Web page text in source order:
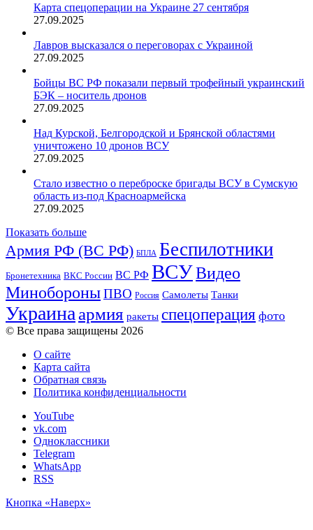
Карта спецоперации на Украине 27 сентября
27.09.2025
Лавров высказался о переговорах с Украиной
27.09.2025
Бойцы ВС РФ показали первый трофейный украинский
БЭК – носитель дронов
27.09.2025
Над Курской, Белгородской и Брянской областями
уничтожено 10 дронов ВСУ
27.09.2025
Стало известно о переброске бригады ВСУ в Сумскую
область из-под Красноармейска
27.09.2025
Показать больше
Армия РФ (ВС РФ) БПЛА Беспилотники
Бронетехника ВКС России ВС РФ ВСУВидео
МинобороныПВО Россия Самолеты Танки
Украинаармия ракеты спецоперация фото
© Все права защищены 2026
О сайте
Карта сайта
Обратная связь
Политика конфиденциальности
YouTube
vk.com
Одноклассники
Telegram
WhatsApp
RSS
Кнопка «Наверх»